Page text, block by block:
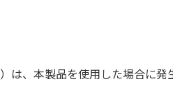
は、本製品を使用した場合に